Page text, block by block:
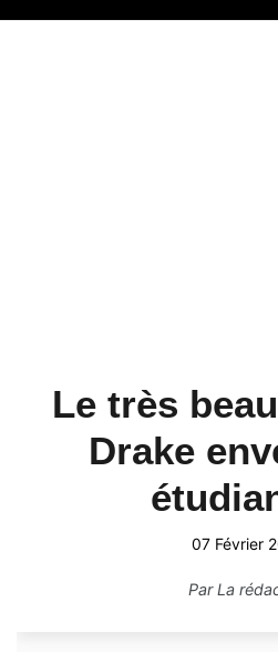
Le très
Drake
07 Février
ParLa